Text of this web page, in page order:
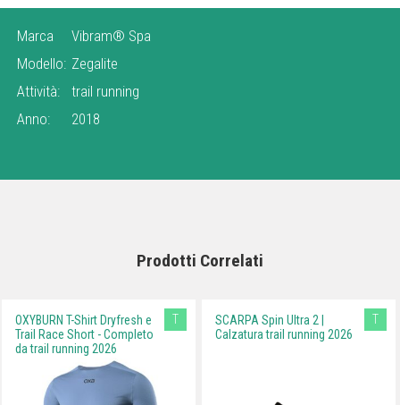
Marca
Vibram® Spa
Modello: Zegalite
Attività:
trail running
Anno:
2018
Prodotti Correlati
OXYBURN T-Shirt Dryfresh e
Trail Race Short - Completo
da trail running 2026
T
SCARPA Spin Ultra 2 |
Calzatura trail running 2026
T